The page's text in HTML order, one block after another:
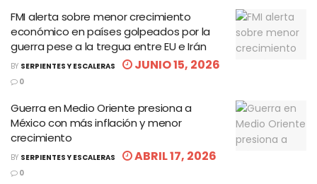
FMI alerta sobre menor crecimiento
económico en países golpeados por la
guerra pese a la tregua entre EU e Irán
BY SERPIENTES Y ESCALERAS JUNIO 15, 2026
0
Guerra en Medio Oriente presiona a
México con más inflación y menor
crecimiento
BY SERPIENTES Y ESCALERAS ABRIL 17, 2026
0